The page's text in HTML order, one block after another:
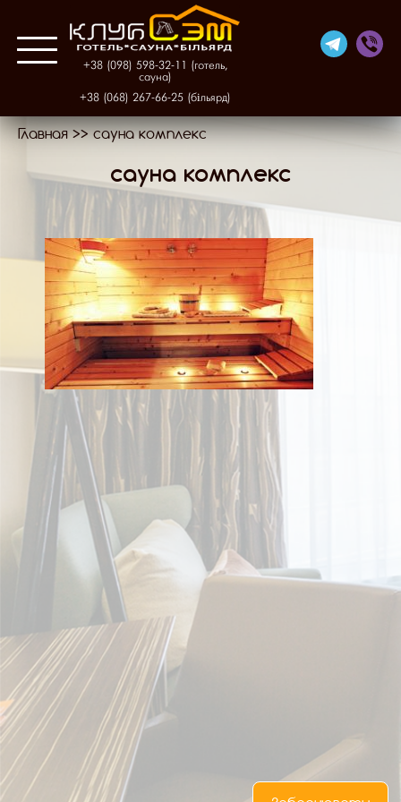
Про нас
Готель
Фінська сауна
+38 (098) 598-32-11 (готель,
сауна)
+38 (068) 267-66-25 (більярд)
Більярд
Галерея
Контакти
EN
Главная >> сауна комплекс
сауна комплекс